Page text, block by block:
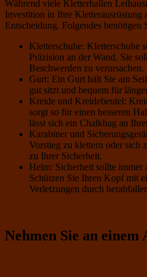
Während viele Kletterhallen
Investition in Ihre Kletterausrüstung
Entscheidung. Folgendes benötigen
Kletterschuhe: Kletterschuhe
Präzision an der Wand. Sie
Beschwerden zu verursachen.
Gurt: Ein Gurt hält Sie am
gut sitzt und bequem für
Kreide und Kreidebeutel:
sorgt so für einen besseren
lässt sich ein Chalkbag an
Karabiner und
Vorstieg zu klettern oder sich
zu Ihrer Sicherheit.
Helm: Sicherheit sollte immer
Schützen Sie Ihren Kopf mit
Verletzungen durch
Nehmen Sie an